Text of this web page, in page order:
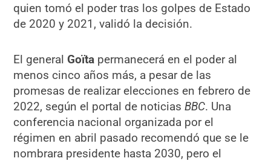
quien tomó el poder tras los golpes de Estado
de 2020 y 2021, validó la decisión.
El general Goïta permanecerá en el poder al
menos cinco años más, a pesar de las
promesas de realizar elecciones en febrero de
2022, según el portal de noticiasBBC. Una
conferencia nacional organizada por el
régimen en abril pasado recomendó que se le
nombrara presidente hasta 2030, pero el